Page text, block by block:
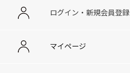
ログイン・新規会員登録
マイページ